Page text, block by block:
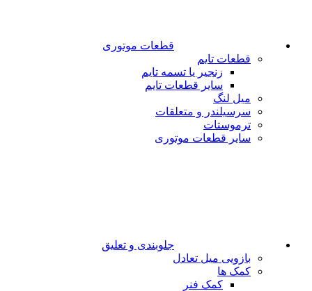
قطعات موتوری
قطعات تایم
زنجیر یا تسمه تایم
سایر قطعات تایم
میل لنگ
سرسیلندر و متعلقات
ترموستات
سایر قطعات موتوری
جلوبندی و تعلیق
بازویی میل تعادل
کمک ها
کمک فنر